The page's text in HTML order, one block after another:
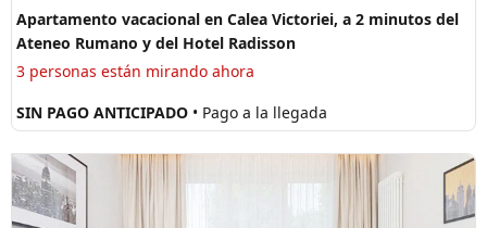
Apartamento vacacional en Calea Victoriei, a 2 minutos del
Ateneo Rumano y del Hotel Radisson
3 personas están mirando ahora
SIN PAGO ANTICIPADO • Pago a la llegada